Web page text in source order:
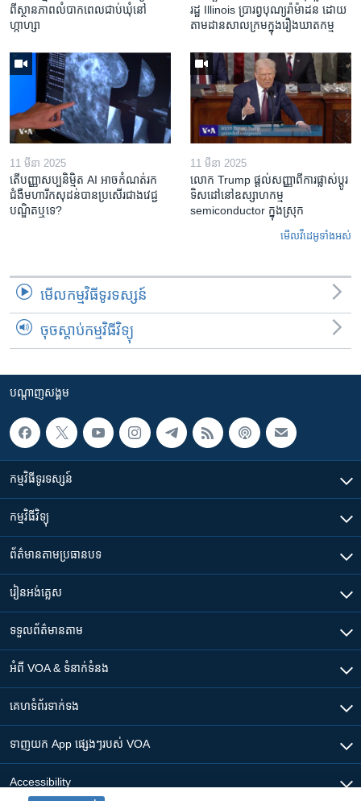
ពី​ស្ថានភាព​​លំបាក​ពេល​ជាប់​ឃុំ​នៅ​
ហ្កាហ្សា
រដ្ឋ Illinois ​ប្រារព្វបុណ្យរ៉ាម៉ាដន ​ដោយ​
តាម​ដាន​​សាលក្រមក្នុងរឿងឃាតកម្ម
11 មីនា 2025
តើ​បញ្ញាសប្បនិម្មិត​ AI អាច​កំណត់​រក​
ជំងឺមហារីក​សុដន់​បាន​ប្រសើរ​ជាង​វេជ្ជ
បណ្ឌិត​ឬ​ទេ?
11 មីនា 2025
លោក Trump ផ្តល់សញ្ញាពីការផ្លាស់ប្តូរ
ទិសដៅនៅឧស្សាហកម្ម
semiconductor ក្នុងស្រុក
មើល​វីដេអូ​ទាំង​អស់
មើល​កម្មវិធី​ទូរទស្សន៍
ចុចស្តាប់កម្មវិធីវិទ្យុ
បណ្តាញ​សង្គម
កម្មវិធី​ទូរទស្សន៍
កម្មវិធី​វិទ្យុ
ព័ត៌មាន​តាមប្រធានបទ​
រៀន​​អង់គ្លេស
ទទួល​ព័ត៌មាន​តាម
អំពី​ VOA & ទំនាក់ទំនង
គេហទំព័រ​​ទាក់ទង
ទាញយក​ App ផ្សេងៗ​របស់​ VOA
Accessibility